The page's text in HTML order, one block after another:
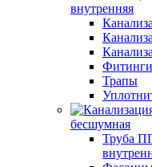
внутренняя
Трапы
бесшумная
Труба